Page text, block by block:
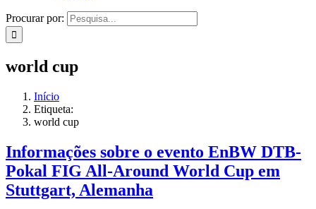
Procurar por:
world cup
Início
Etiqueta:
world cup
Informações sobre o evento EnBW DTB-
Pokal FIG All-Around World Cup em
Stuttgart, Alemanha